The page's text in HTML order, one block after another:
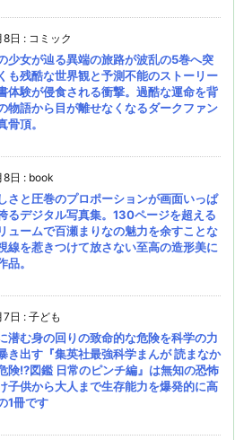
日 : コミック
少女が辿る異端の旅路が波乱の5巻へ突
も残酷な世界観と予測不能のストーリー
体験が侵食される衝撃。過酷な運命を背
物語から目が離せなくなるダークファン
骨頂。
日 : book
さと圧巻のプロポーションが画面いっぱ
るデジタル写真集。130ページを超える
ュームで百瀬まりなの魅力を余すことな
線を惹きつけて放さない至高の造形美に
品。
日 : 子ども
潜む身の回りの致命的な危険を科学の力
き出す『集英社最強科学まんが 読まなか
険!?図鑑 日常のピンチ編』は無知の恐怖
子供から大人まで生存能力を爆発的に高
1冊です